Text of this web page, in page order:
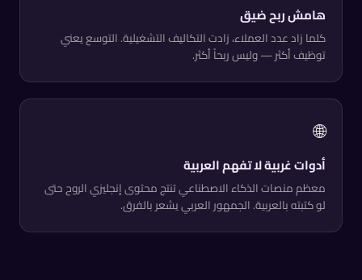
هامش ربح ضيق
كلما زاد عدد العملاء، زادت التكاليف التشغيلية. التوسع يعني
توظيف أكثر — وليس ربحاً أكثر.
🌐
أدوات غربية لا تفهم العربية
معظم منصات الذكاء الاصطناعي تنتج محتوى إنجليزي الروح حتى
لو كتبته بالعربية. الجمهور العربي يشعر بالفرق.